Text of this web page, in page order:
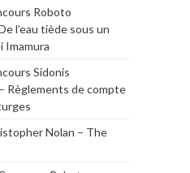
Roboto
l’eau tiède sous un
Imamura
Sidonis
Règlements de compte
Nolan – The